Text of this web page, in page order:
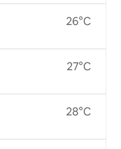
26°C
27°C
28°C